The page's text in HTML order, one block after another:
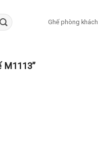
Ghế phòng khách
M1113”